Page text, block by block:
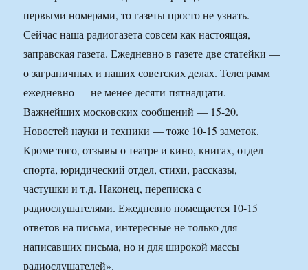
первыми номерами, то газеты просто не узнать.
Сейчас наша радиогазета совсем как настоящая,
заправская газета. Ежедневно в газете две статейки —
о заграничных и наших советских делах. Телеграмм
ежедневно — не менее десяти-пятнадцати.
Важнейших московских сообщений — 15-20.
Новостей науки и техники — тоже 10-15 заметок.
Кроме того, отзывы о театре и кино, книгах, отдел
спорта, юридический отдел, стихи, рассказы,
частушки и т.д. Наконец, переписка с
радиослушателями. Ежедневно помещается 10-15
ответов на письма, интересные не только для
написавших письма, но и для широкой массы
радиослушателей».